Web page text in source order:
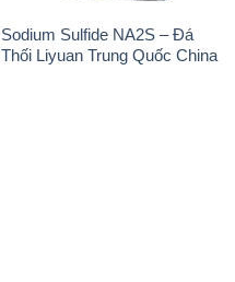
Sodium Sulfide NA2S – Đá
Thối Liyuan Trung Quốc China